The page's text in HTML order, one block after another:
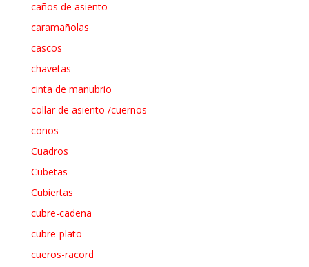
caños de asiento
caramañolas
cascos
chavetas
cinta de manubrio
collar de asiento /cuernos
conos
Cuadros
Cubetas
Cubiertas
cubre-cadena
cubre-plato
cueros-racord